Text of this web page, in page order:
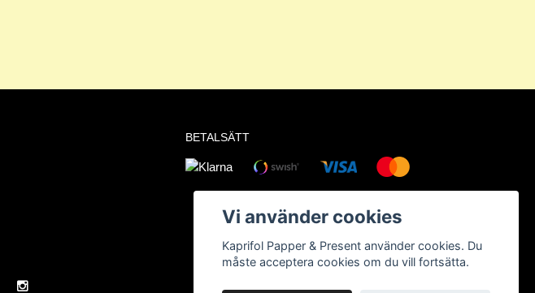
BETALSÄTT
Vi använder cookies
Kaprifol Papper & Present använder cookies. Du
måste acceptera cookies om du vill fortsätta.